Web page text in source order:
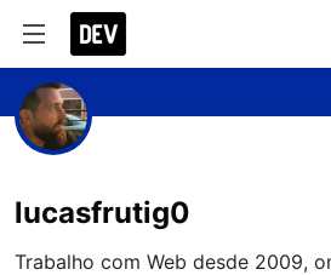
lucasfrutig0
Trabalho com Web desde 2009,